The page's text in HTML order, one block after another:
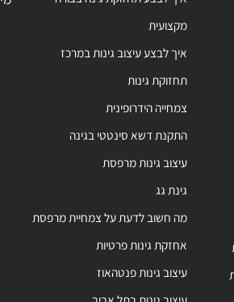
מתן גינון ופיתוח
איך לבצע תחזוקת גינה בצורה
מקצועית
איך לבצע עיצוב גינות במרכז
תחזוקת גינות
צמחייה הידרופינית
התקנת דשא סינטטי בגינה
עיצוב גינות מרפסת
גינת גג
מה חשוב לדעת על צמחיית מרפסת